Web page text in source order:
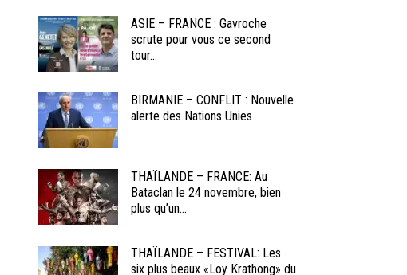
ASIE – FRANCE : Gavroche
scrute pour vous ce second
tour...
BIRMANIE – CONFLIT : Nouvelle
alerte des Nations Unies
THAÏLANDE – FRANCE: Au
Bataclan le 24 novembre, bien
plus qu’un...
THAÏLANDE – FESTIVAL: Les
six plus beaux «Loy Krathong» du